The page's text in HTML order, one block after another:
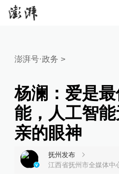
澎湃号·政务 >
杨澜：爱是
能，人工智
亲的眼神
抚州发布
江西省抚州市全媒体中